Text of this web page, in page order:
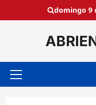
domingo 9
Menú